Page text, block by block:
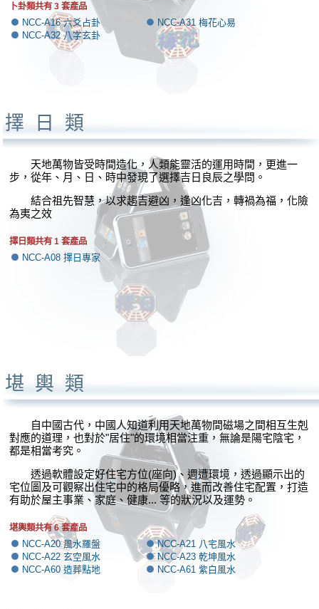
卜卦類共有 3 套產品
NCC-A16 六爻占卦
NCC-A31 梅花心易
NCC-A32 八字玄卦
擇日類
天地萬物皆受時間造化，人類能靈活的運用時間，更進一
步，從年、月、日、時中發現了選擇吉日良辰之學問。
結合祖先智慧，以求趨吉避凶，逢凶化吉，轉禍為福，化險
為夷之效
擇日類共有 1 套產品
NCC-A08 擇日專家
堪輿類
自中國古代，中國人知道利用天地萬物間磁場之間相互生剋
對應的道理，也對於"居住"的環境相當注重，無論是陽宅陰宅，
都是相當考究。
透過軟體設定好住宅方位(座向)、週遭環境，透過顯示出的
宅位圖及可觀察出住宅中的格局優略，進而改善住宅配置，打造
有助於屋主事業、家庭、健康... 等的狀況以及運勢。
堪輿類共有 6 套產品
NCC-A20 風水羅盤
NCC-A21 八宅風水
NCC-A22 玄空風水
NCC-A23 乾坤風水
NCC-A60 造葬點地
NCC-A61 紫白風水